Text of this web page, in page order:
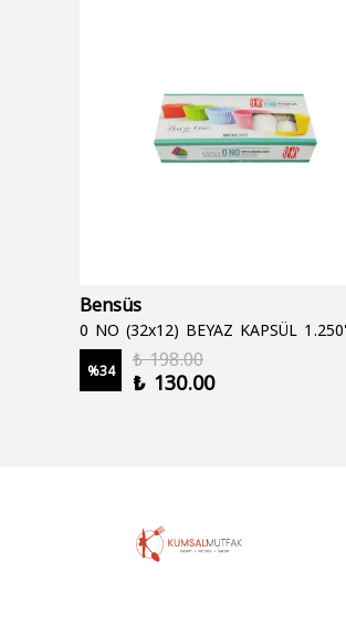
Bensüs
0 NO (32x12) BEYAZ KAPSÜL
%34
₺ 198.00
₺ 130.00